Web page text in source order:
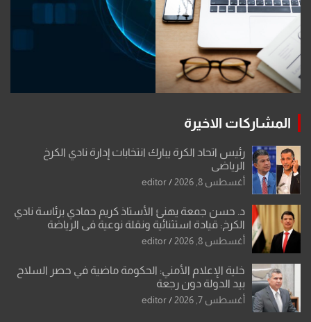
المشاركات الاخيرة
رئيس اتحاد الكرة يبارك انتخابات إدارة نادي الكرخ
الرياضي
أغسطس 8, 2026 editor
د. حسن جمعة يهنئ الأستاذ كريم حمادي برئاسة نادي
الكرخ: قيادة استثنائية ونقلة نوعية في الرياضة
العراقية
أغسطس 8, 2026 editor
خلية الإعلام الأمني: الحكومة ماضية في حصر السلاح
بيد الدولة دون رجعة
أغسطس 7, 2026 editor